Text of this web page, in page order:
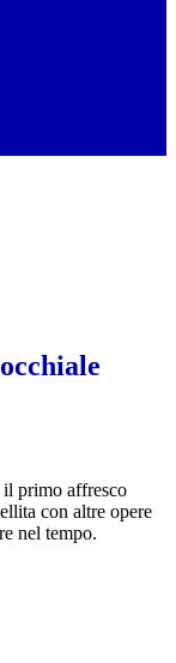
il primo affresco
con altre opere
nel tempo.